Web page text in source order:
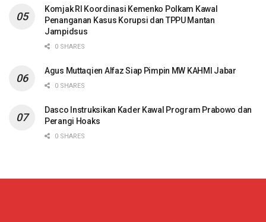
Komjak RI Koordinasi Kemenko Polkam Kawal
Penanganan Kasus Korupsi dan TPPU Mantan
Jampidsus
0 SHARES
Agus Muttaqien Alfaz Siap Pimpin MW KAHMI Jabar
0 SHARES
Dasco Instruksikan Kader Kawal Program Prabowo dan
Perangi Hoaks
0 SHARES